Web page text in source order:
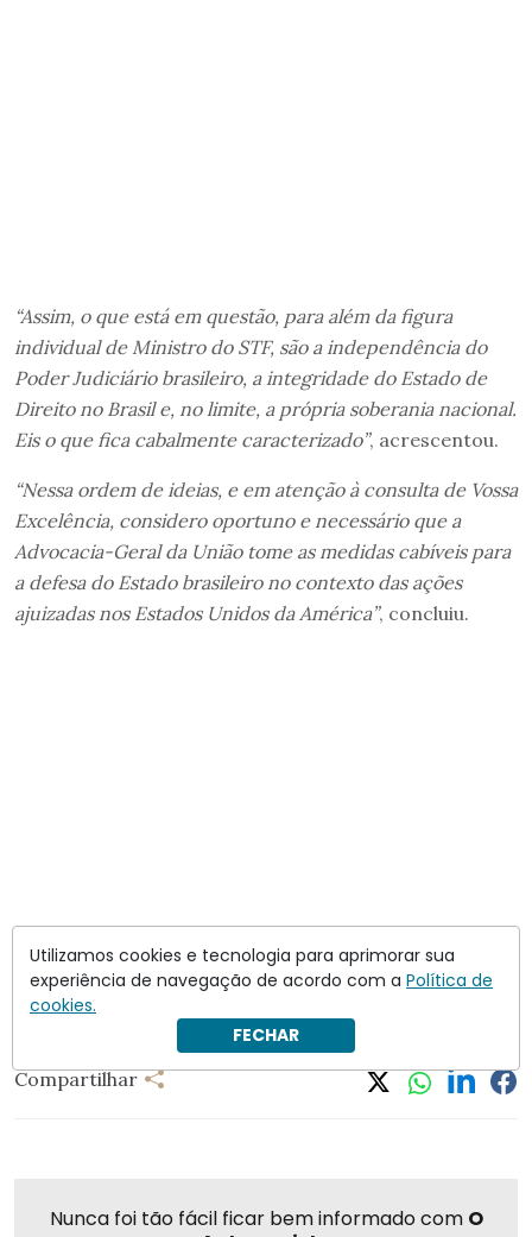
“Assim, o que está em questão, para além da figura
individual de Ministro do STF, são a independência do
Poder Judiciário brasileiro, a integridade do Estado de
Direito no Brasil e, no limite, a própria soberania nacional.
Eis o que fica cabalmente caracterizado”, acrescentou.
“Nessa ordem de ideias, e em atenção à consulta de Vossa
Excelência, considero oportuno e necessário que a
Advocacia-Geral da União tome as medidas cabíveis para
a defesa do Estado brasileiro no contexto das ações
ajuizadas nos Estados Unidos da América”, concluiu.
AGU Alexandre de Moraes
Compartilhar
Nunca foi tão fácil ficar bem informado com O
Utilizamos cookies e tecnologia para aprimorar sua
experiência de navegação de acordo com a Política de
cookies.
FECHAR